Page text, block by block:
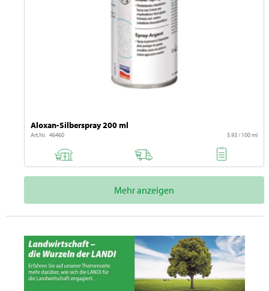
Aloxan-Silberspray 200 ml
Art.Nr. 46460 5.93 / 100 ml
Mehr anzeigen